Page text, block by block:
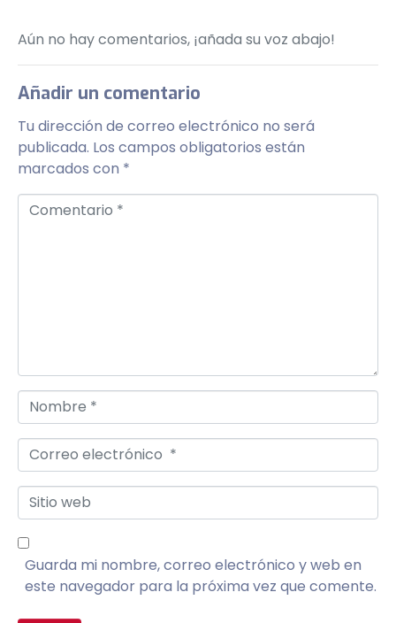
Aún no hay comentarios, ¡añada su voz abajo!
Añadir un comentario
Tu dirección de correo electrónico no será
publicada. Los campos obligatorios están
marcados con *
Comentario *
Nombre *
Correo electrónico *
Sitio web
Guarda mi nombre, correo electrónico y web en
este navegador para la próxima vez que comente.